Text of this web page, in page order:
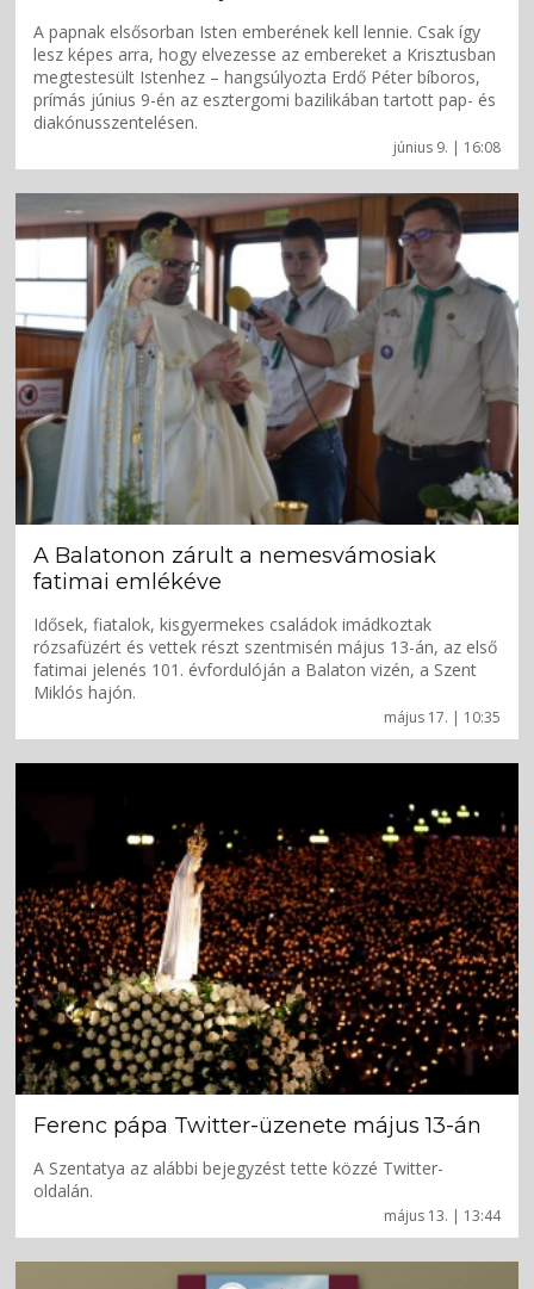
június 9. | 16:08
A papnak elsősorban Isten emberének kell lennie. Csak így
lesz képes arra, hogy elvezesse az embereket a Krisztusban
megtestesült Istenhez – hangsúlyozta Erdő Péter bíboros,
prímás június 9-én az esztergomi bazilikában tartott pap- és
diakónusszentelésen.
május 17. | 10:35
A Balatonon zárult a nemesvámosiak
fatimai emlékéve
Idősek, fiatalok, kisgyermekes családok imádkoztak
rózsafüzért és vettek részt szentmisén május 13-án, az első
fatimai jelenés 101. évfordulóján a Balaton vizén, a Szent
Miklós hajón.
május 13. | 13:44
Ferenc pápa Twitter-üzenete május 13-án
A Szentatya az alábbi bejegyzést tette közzé Twitter-
oldalán.